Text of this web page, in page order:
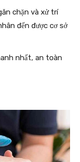
chặn và xử trí
đến được cơ sở
nhất, an toàn